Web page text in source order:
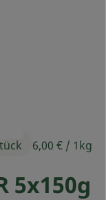
5x150g
6,00 € / 1kg